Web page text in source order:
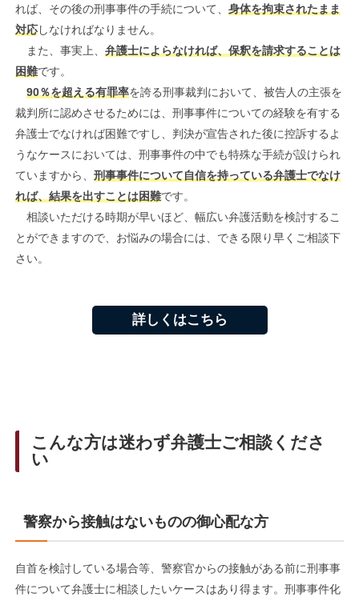
れば、その後の刑事事件の手続について、 身体を拘束されたまま
対応しなければなりません。
また、事実上、 弁護士によらなければ、保釈を請求することは
困難です。
90％を超える有罪率を誇る刑事裁判において、被告人の主張を
裁判所に認めさせるためには、刑事事件についての経験を有する
弁護士でなければ困難ですし、判決が宣告された後に控訴するよ
うなケースにおいては、刑事事件の中でも特殊な手続が設けられ
ていますから、 刑事事件について自信を持っている弁護士でなけ
れば、結果を出すことは困難です。
相談いただける時期が早いほど、幅広い弁護活動を検討するこ
とができますので、お悩みの場合には、できる限り早くご相談下
さい。
詳しくはこちら
こんな方は迷わず弁護士ご相談くださ
い
警察から接触はないものの御心配な方
自首を検討している場合等、警察官からの接触がある前に刑事事
件について弁護士に相談したいケースはあり得ます。刑事事件化